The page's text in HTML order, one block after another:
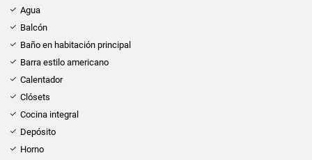
Agua
Balcón
Baño en habitación principal
Barra estilo americano
Calentador
Clósets
Cocina integral
Depósito
Horno